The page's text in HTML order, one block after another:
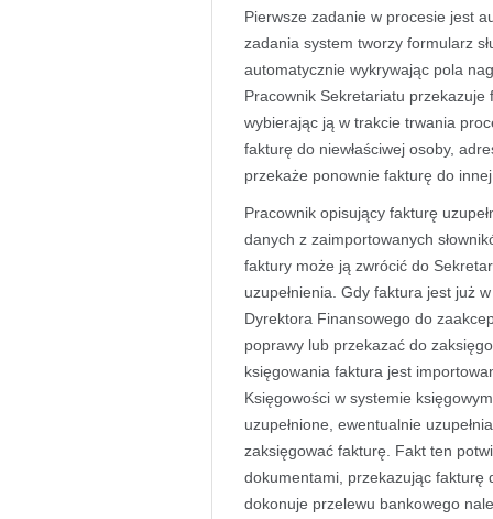
Pierwsze zadanie w procesie jest
zadania system tworzy formularz
automatycznie wykrywając pola
Pracownik Sekretariatu przekazuje
wybierając ją w trakcie trwania
fakturę do niewłaściwej osoby,
przekaże ponownie fakturę do
Pracownik opisujący fakturę
danych z zaimportowanych
faktury może ją zwrócić do
uzupełnienia. Gdy faktura jest już
Dyrektora Finansowego do
poprawy lub przekazać do
księgowania faktura jest
Księgowości w systemie
uzupełnione, ewentualnie
zaksięgować fakturę. Fakt ten
dokumentami, przekazując fakturę
dokonuje przelewu bankowego